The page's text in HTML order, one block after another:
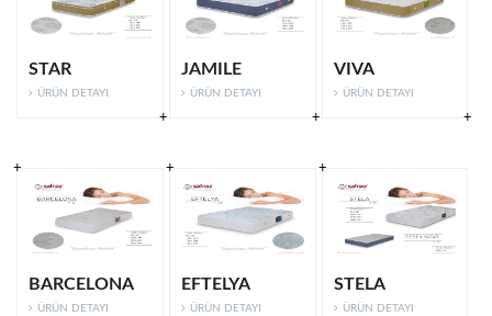
STAR
ÜRÜN DETAYI
JAMILE
ÜRÜN DETAYI
VIVA
ÜRÜN DETAYI
BARCELONA
ÜRÜN DETAYI
EFTELYA
ÜRÜN DETAYI
STELA
ÜRÜN DETAYI